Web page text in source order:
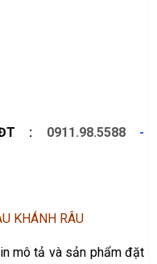
: 0911.98.5588-
KHÁNH RÂU
mô tả và sản phẩm đặt